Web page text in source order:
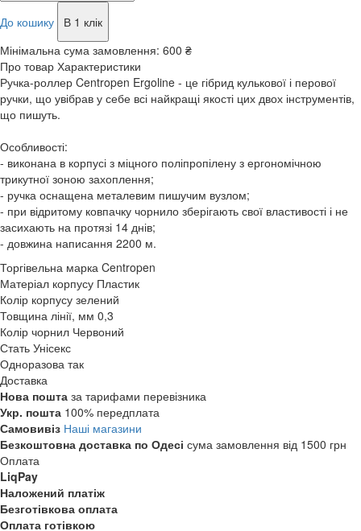
До кошику
В 1 клік
Мінімальна сума замовлення: 600 ₴
Про товар Характеристики
Ручка-роллер Centropen Ergoline - це гібрид кулькової і перової
ручки, що увібрав у себе всі найкращі якості цих двох інструментів,
що пишуть.
Особливості:
- виконана в корпусі з міцного поліпропілену з ергономічною
трикутної зоною захоплення;
- ручка оснащена металевим пишучим вузлом;
- при відритому ковпачку чорнило зберігають свої властивості і не
засихають на протязі 14 днів;
- довжина написання 2200 м.
Торгівельна марка Centropen
Матеріал корпусу Пластик
Колір корпусу зелений
Товщина лінії, мм 0,3
Колір чорнил Червоний
Стать Унісекс
Одноразова так
Доставка
Нова пошта за тарифами перевізника
Укр. пошта 100% передплата
Самовивіз Наші магазини
Безкоштовна доставка по Одесі сума замовлення від 1500 грн
Оплата
LiqPay
Наложений платіж
Безготівкова оплата
Оплата готівкою